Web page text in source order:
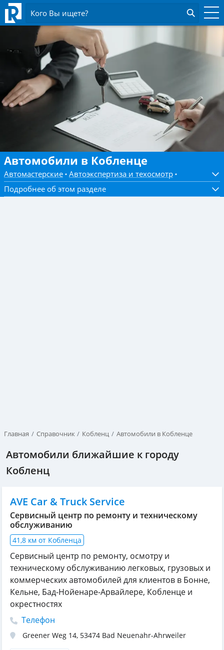
Кого Вы ищете?
Автомобили в Кобленце
Автомастерские Автоэкспертиза и техосмотр
Подробнее об этом разделе
Главная Справочник Кобленц Автомобили в Кобленце
Автомобили ближайшие к городу
Кобленц
AVE Car & Truck Service
Сервисный центр по ремонту и техническому
обслуживанию
41,8 км от Кобленца
Сервисный центр по ремонту, осмотру и
техническому обслуживанию легковых, грузовых и
коммерческих автомобилей для клиентов в Бонне,
Кельне, Бад-Нойенаре-Арвайлере, Кобленце и
окрестностях
Телефон
Greener Weg 14, 53474 Bad Neuenahr-Ahrweiler